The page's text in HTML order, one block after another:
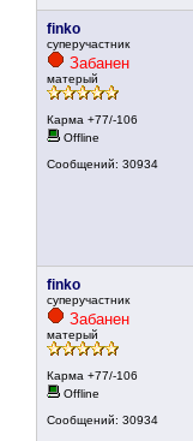
finko
суперучастник
Забанен
матерый
Карма +77/-106
Offline
Сообщений: 30934
finko
суперучастник
Забанен
матерый
Карма +77/-106
Offline
Сообщений: 30934